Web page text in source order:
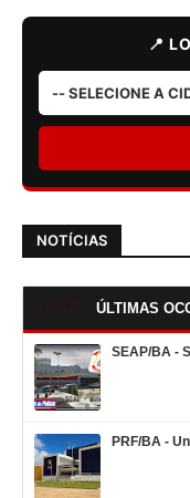
📍
NOTÍCIAS
ÚLTIMAS
SEAP/BA -
PRF/BA -